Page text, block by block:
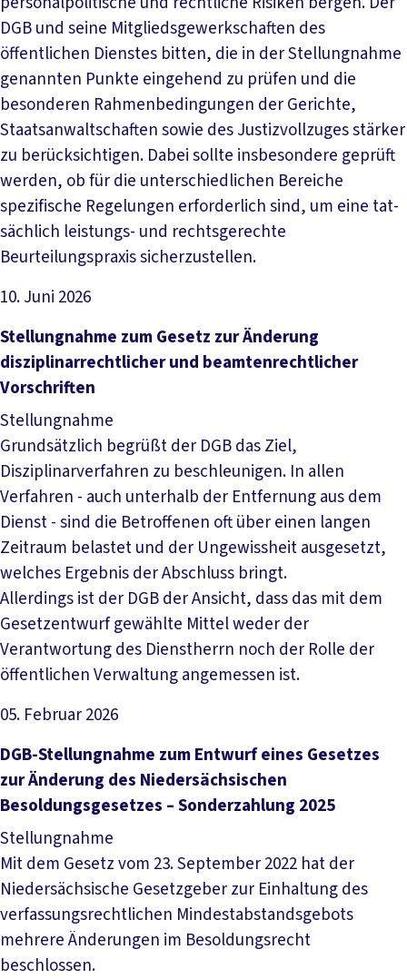
DGB und seine Mitgliedsgewerkschaften des
öffentlichen Dienstes bitten, die in der Stellungnahme
genannten Punkte eingehend zu prüfen und die
besonderen Rahmenbedingungen der Gerichte,
Staatsanwaltschaften sowie des Justizvollzuges stärker
zu berücksichtigen. Dabei sollte insbesondere geprüft
werden, ob für die unterschiedlichen Bereiche
spezifische Regelungen erforderlich sind, um eine tat-
sächlich leistungs- und rechtsgerechte
Beurteilungspraxis sicherzustellen.
10. Juni 2026
Datei herunterladen
Stellungnahme zum Gesetz zur Änderung
disziplinarrechtlicher und beamtenrechtlicher
Vorschriften
Stellungnahme
Grundsätzlich begrüßt der DGB das Ziel,
Disziplinarverfahren zu beschleunigen. In allen
Verfahren - auch unterhalb der Entfernung aus dem
Dienst - sind die Betroffenen oft über einen langen
Zeitraum belastet und der Ungewissheit ausgesetzt,
welches Ergebnis der Abschluss bringt.
Allerdings ist der DGB der Ansicht, dass das mit dem
Gesetzentwurf gewählte Mittel weder der
Verantwortung des Dienstherrn noch der Rolle der
öffentlichen Verwaltung angemessen ist.
05. Februar 2026
Datei herunterladen
DGB-Stellungnahme zum Entwurf eines Gesetzes
zur Änderung des Niedersächsischen
Besoldungsgesetzes – Sonderzahlung 2025
Stellungnahme
Mit dem Gesetz vom 23. September 2022 hat der
Niedersächsische Gesetzgeber zur Einhaltung des
verfassungsrechtlichen Mindestabstandsgebots
mehrere Änderungen im Besoldungsrecht
beschlossen.